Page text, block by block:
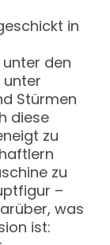
in
den
unter
Stürmen
diese
zu
zu
–
was
ist: